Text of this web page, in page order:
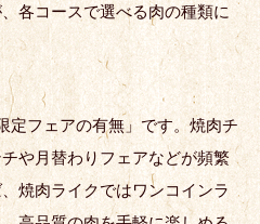
各コースで選べる肉の種類に
定フェアの有無」です。焼肉チ
や月替わりフェアなどが頻繁
焼肉ライクではワンコインラ